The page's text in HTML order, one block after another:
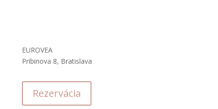
EUROVEA
Pribinova 8, Bratislava
Rezervácia